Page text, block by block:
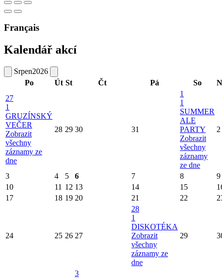
Français
Kalendář akcí
Srpen2026
Po
Út St Čt Pá So
27
1
GRUZÍNSKÝ
VEČER
Zobrazit
všechny
záznamy ze
dne
28 29 30 31
1
1
SUMMER
ALE
PARTY
Zobrazit
všechny
záznamy
ze dne
2
3 4 5 6 7 8
9
10
11 12 13 14 15
17
18 19 20 21 22
24 25 26 27
28
1
DISKOTÉKA
Zobrazit
všechny
záznamy ze
dne
29
3